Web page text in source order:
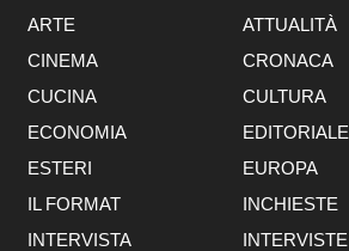
ARTE
ATTUALITÀ
CINEMA
CRONACA
CUCINA
CULTURA
ECONOMIA
EDITORIALE
ESTERI
EUROPA
IL FORMAT
INCHIESTE
INTERVISTA
INTERVISTE